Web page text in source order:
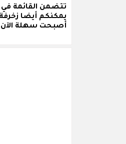
تتضمن القائمة
يمكنكم أيضا
أصبحت سهلة الآن